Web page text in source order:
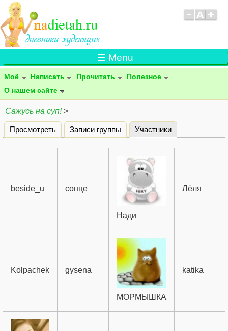
☰ Menu
Моё Написать Прочитать
Полезное
О нашем сайте
Сажусь на суп!>
Главные вкладки
Просмотреть Записи группы Участники
beside_u сонце
Нади
Лёля
Kolpachek gysena
МОРМЫШКА
katika